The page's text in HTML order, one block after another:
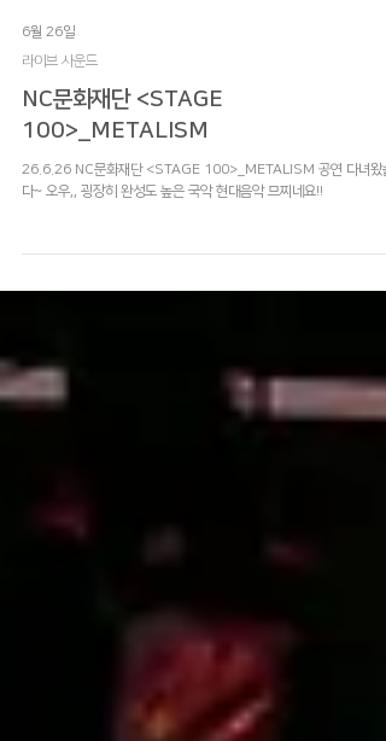
6월 26일
라이브 사운드
NC문화재단 <STAGE
100>_METALISM
다~ 오우,, 굉장히 완성도 높은 국악 현대음악 므찌네요!!